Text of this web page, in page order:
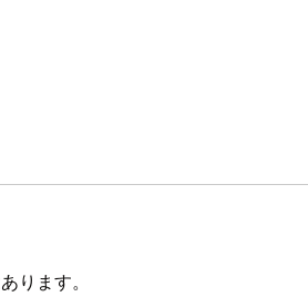
ります。